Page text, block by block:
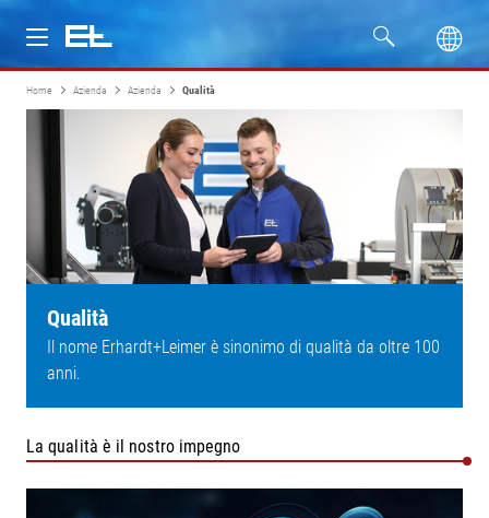
Prodotti
Assistenza
Azienda
Home Azienda Azienda Qualità
Qualità
Il nome Erhardt+Leimer è sinonimo di qualità da oltre 100
anni.
La qualità è il nostro impegno